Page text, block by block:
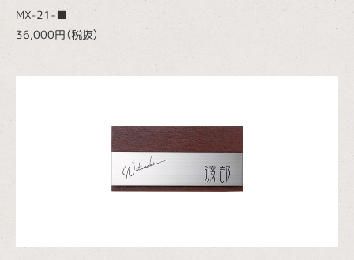
MX-21-■
36,000円（税抜）